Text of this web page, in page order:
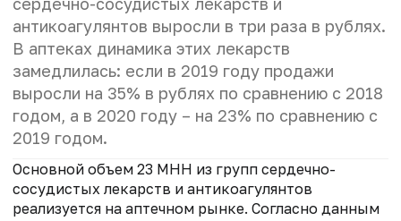
антикоагулянтов выросли в три раза в рублях.
В аптеках динамика этих лекарств
замедлилась: если в 2019 году продажи
выросли на 35% в рублях по сравнению с 2018
годом, а в 2020 году – на 23% по сравнению с
2019 годом.
Основной объем 23 МНН из групп сердечно-
сосудистых лекарств и антикоагулянтов
реализуется на аптечном рынке. Согласно данным